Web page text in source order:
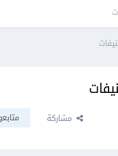
مشاركة